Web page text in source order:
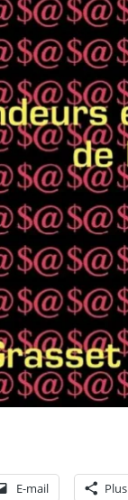
E-mail Plus